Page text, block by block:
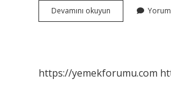
Devamını okuyun
Piksel
https://yemekforumu.com